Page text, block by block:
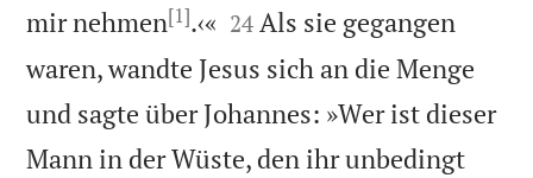
mir nehmen[1].‹« 

24 Als sie gegangen
waren, wandte Jesus sich an die Menge
und sagte über Johannes: »Wer ist dieser
Mann in der Wüste, den ihr unbedingt